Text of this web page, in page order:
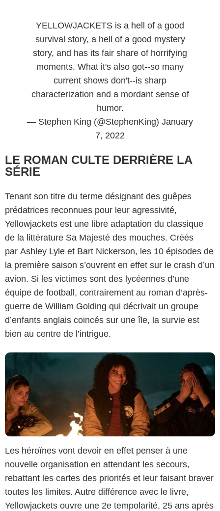
YELLOWJACKETS is a hell of a good
survival story, a hell of a good mystery
story, and has its fair share of horrifying
moments. What it's also got--so many
current shows don't--is sharp
characterization and a mordant sense of
humor.
— Stephen King (@StephenKing) January
7, 2022
LE ROMAN CULTE DERRIÈRE LA
SÉRIE
Tenant son titre du terme désignant des guêpes
prédatrices reconnues pour leur agressivité,
Yellowjackets est une libre adaptation du classique
de la littérature Sa Majesté des mouches. Créés
par Ashley Lyle et Bart Nickerson, les 10 épisodes de
la première saison s’ouvrent en effet sur le crash d’un
avion. Si les victimes sont des lycéennes d’une
équipe de football, contrairement au roman d’après-
guerre de William Golding qui décrivait un groupe
d’enfants anglais coincés sur une île, la survie est
bien au centre de l’intrigue.
Les héroïnes vont devoir en effet penser à une
nouvelle organisation en attendant les secours,
rebattant les cartes des priorités et leur faisant braver
toutes les limites. Autre différence avec le livre,
Yellowjackets ouvre une 2e tempolarité, 25 ans après